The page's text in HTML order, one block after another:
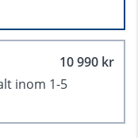
10 990 kr
inom 1-5